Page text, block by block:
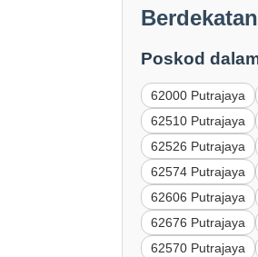
Poskod
62000 Putrajaya
62510 Putrajaya
62526 Putrajaya
62574 Putrajaya
62606 Putrajaya
62676 Putrajaya
62570 Putrajaya